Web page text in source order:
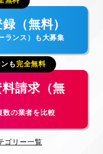
（無料）
ランス）も大募集
も 完全無料
請求（無
数の業者を比較
ゴリー一覧